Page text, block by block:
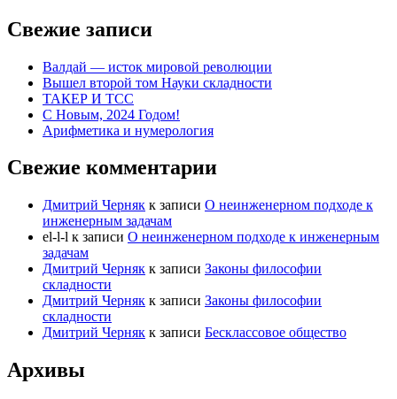
Свежие записи
Валдай — исток мировой революции
Вышел второй том Науки складности
ТАКЕР И ТСС
С Новым, 2024 Годом!
Арифметика и нумерология
Свежие комментарии
Дмитрий Черняк к записи О неинженерном подходе к
инженерным задачам
el-l-l к записи О неинженерном подходе к инженерным
задачам
Дмитрий Черняк к записи Законы философии
складности
Дмитрий Черняк к записи Законы философии
складности
Дмитрий Черняк к записи Бесклассовое общество
Архивы